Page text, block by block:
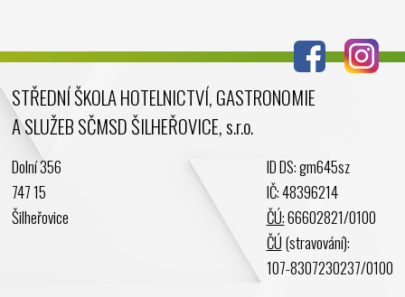
Duben 2024
Březen 2024
Leden 2024
Listopad 2023
STŘEDNÍ ŠKOLA HOTELNICTVÍ, GASTRONOMIE
A SLUŽEB SČMSD ŠILHEŘOVICE, s.r.o.
Dolní 356
747 15
Šilheřovice
ID DS: gm645sz
IČ: 48396214
ČÚ:66602821/0100
ČÚ (stravování):
107-8307230237/0100